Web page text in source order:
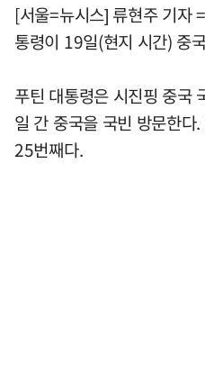
[서울=뉴시스] 류현주 기자
통령이 19일(현지 시간) 중
푸틴 대통령은 시진핑 중국
일 간 중국을 국빈 방문한다
25번째다.